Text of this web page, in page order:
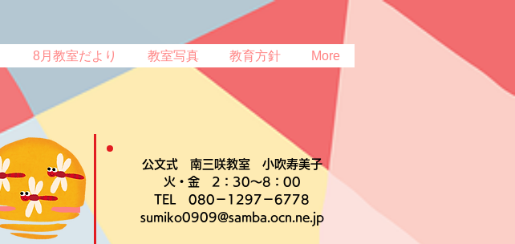
8月教室だより 教室写真 教育方針 More
公文式 南三咲教室 小吹寿美子
火・金 2：30～8：00
TEL 080－1297－6778
sumiko0909@samba.ocn.ne.jp